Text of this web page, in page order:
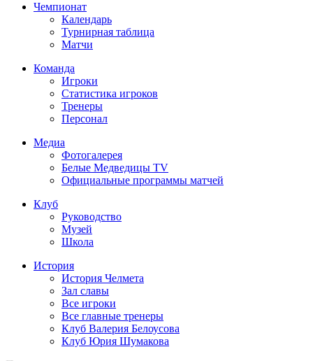
Чемпионат
Календарь
Турнирная таблица
Матчи
Команда
Игроки
Статистика игроков
Тренеры
Персонал
Медиа
Фотогалерея
Белые Медведицы TV
Официальные программы матчей
Клуб
Руководство
Музей
Школа
История
История Челмета
Зал славы
Все игроки
Все главные тренеры
Клуб Валерия Белоусова
Клуб Юрия Шумакова